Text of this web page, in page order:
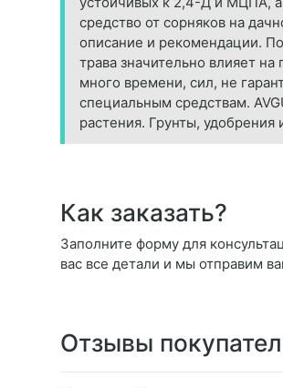
средство от сорняков на
описание и рекомендации.
трава значительно влияет
много времени, сил, не
специальным средствам.
растения. Грунты, удобрения
Как заказать?
Заполните форму для
вас все детали и мы отправим
Отзывы